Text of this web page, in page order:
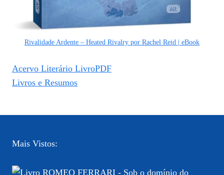
Rivalidade Ardente – Heated Rivalry por Rachel Reid | eBook
Acervo Literário LivroPDF
Livros e Resumos
Mais Vistos: